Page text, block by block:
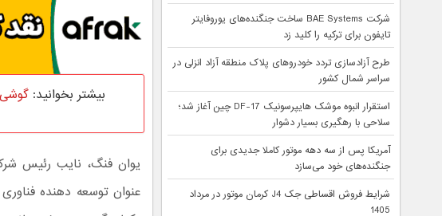
بیشتر بخوانید:
شرکت BAE Systems ساخت جنگنده‌های یوروفایتر
تایفون برای ترکیه را کلید زد
طرح آزادسازی تردد خودروهای پلاک منطقه آزاد انزلی در
سراسر شمال کشور
استقرار انبوه موشک هایپرسونیک DF-17 چین آغاز شد؛
سلاحی با رهگیری بسیار دشوار
آمریکا پس از سه دهه موتور کاملا جدیدی برای
جنگنده‌های خود می‌سازد
شرایط فروش اقساطی جک J4 کرمان موتور در مرداد
1405